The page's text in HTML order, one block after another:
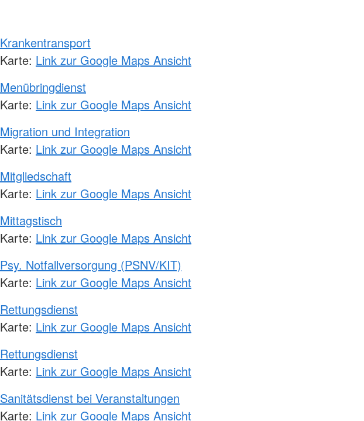
Krankentransport
Karte: Link zur Google Maps Ansicht
Menübringdienst
Karte: Link zur Google Maps Ansicht
Migration und Integration
Karte: Link zur Google Maps Ansicht
Mitgliedschaft
Karte: Link zur Google Maps Ansicht
Mittagstisch
Karte: Link zur Google Maps Ansicht
Psy. Notfallversorgung (PSNV/KIT)
Karte: Link zur Google Maps Ansicht
Rettungsdienst
Karte: Link zur Google Maps Ansicht
Rettungsdienst
Karte: Link zur Google Maps Ansicht
Sanitätsdienst bei Veranstaltungen
Karte: Link zur Google Maps Ansicht